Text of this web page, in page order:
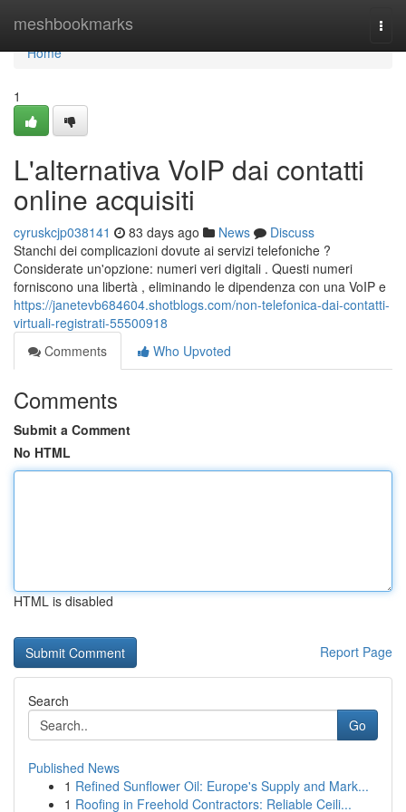
meshbookmarks
Home
Home
1
L'alternativa VoIP dai contatti
online acquisiti
cyruskcjp038141 83 days ago News
Discuss
Stanchi dei complicazioni dovute ai servizi telefoniche ?
Considerate un'opzione: numeri veri digitali . Questi numeri
forniscono una libertà , eliminando le dipendenza con una VoIP e
https://janetevb684604.shotblogs.com/non-telefonica-dai-contatti-
virtuali-registrati-55500918
Comments
Who Upvoted
Comments
Submit a Comment
No HTML
HTML is disabled
Report Page
Search
Go
Published News
1 Refined Sunflower Oil: Europe's Supply and Mark...
1 Roofing in Freehold Contractors: Reliable Ceili...